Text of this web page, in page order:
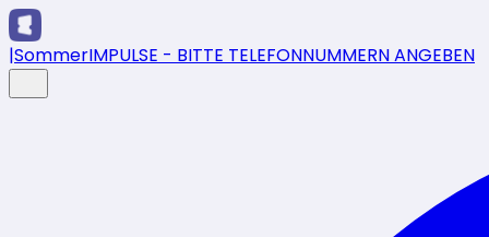
|SommerIMPULSE - BITTE TELEFONNUMMERN ANGEBEN